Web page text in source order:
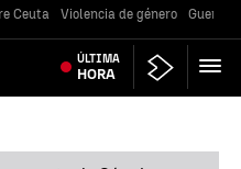
Ceuta Violencia de género Guerra
ÚLTIMA
HORA